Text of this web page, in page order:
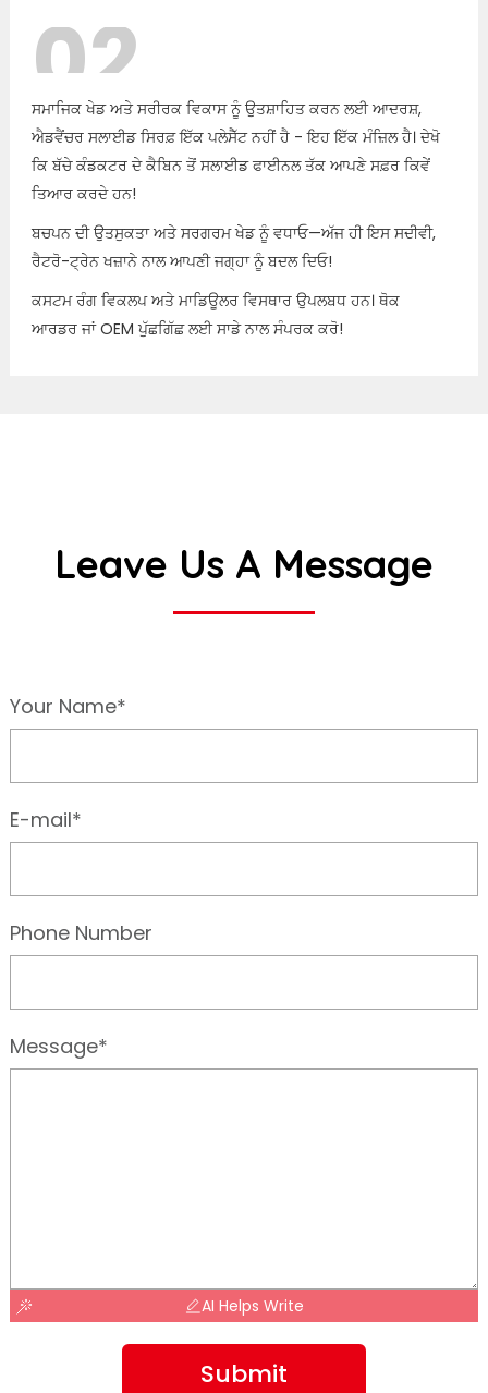
02
ਸਮਾਜਿਕ ਖੇਡ ਅਤੇ ਸਰੀਰਕ ਵਿਕਾਸ ਨੂੰ ਉਤਸ਼ਾਹਿਤ ਕਰਨ ਲਈ ਆਦਰਸ਼,
ਐਡਵੈਂਚਰ ਸਲਾਈਡ ਸਿਰਫ਼ ਇੱਕ ਪਲੇਸੈੱਟ ਨਹੀਂ ਹੈ - ਇਹ ਇੱਕ ਮੰਜ਼ਿਲ ਹੈ। ਦੇਖੋ
ਕਿ ਬੱਚੇ ਕੰਡਕਟਰ ਦੇ ਕੈਬਿਨ ਤੋਂ ਸਲਾਈਡ ਫਾਈਨਲ ਤੱਕ ਆਪਣੇ ਸਫ਼ਰ ਕਿਵੇਂ
ਤਿਆਰ ਕਰਦੇ ਹਨ!
ਬਚਪਨ ਦੀ ਉਤਸੁਕਤਾ ਅਤੇ ਸਰਗਰਮ ਖੇਡ ਨੂੰ ਵਧਾਓ—ਅੱਜ ਹੀ ਇਸ ਸਦੀਵੀ,
ਰੈਟਰੋ-ਟ੍ਰੇਨ ਖਜ਼ਾਨੇ ਨਾਲ ਆਪਣੀ ਜਗ੍ਹਾ ਨੂੰ ਬਦਲ ਦਿਓ!
ਕਸਟਮ ਰੰਗ ਵਿਕਲਪ ਅਤੇ ਮਾਡਿਊਲਰ ਵਿਸਥਾਰ ਉਪਲਬਧ ਹਨ। ਥੋਕ
ਆਰਡਰ ਜਾਂ OEM ਪੁੱਛਗਿੱਛ ਲਈ ਸਾਡੇ ਨਾਲ ਸੰਪਰਕ ਕਰੋ!
Leave Us A Message
Your Name*
E-mail*
Phone Number
Message*
AI Helps Write
Submit